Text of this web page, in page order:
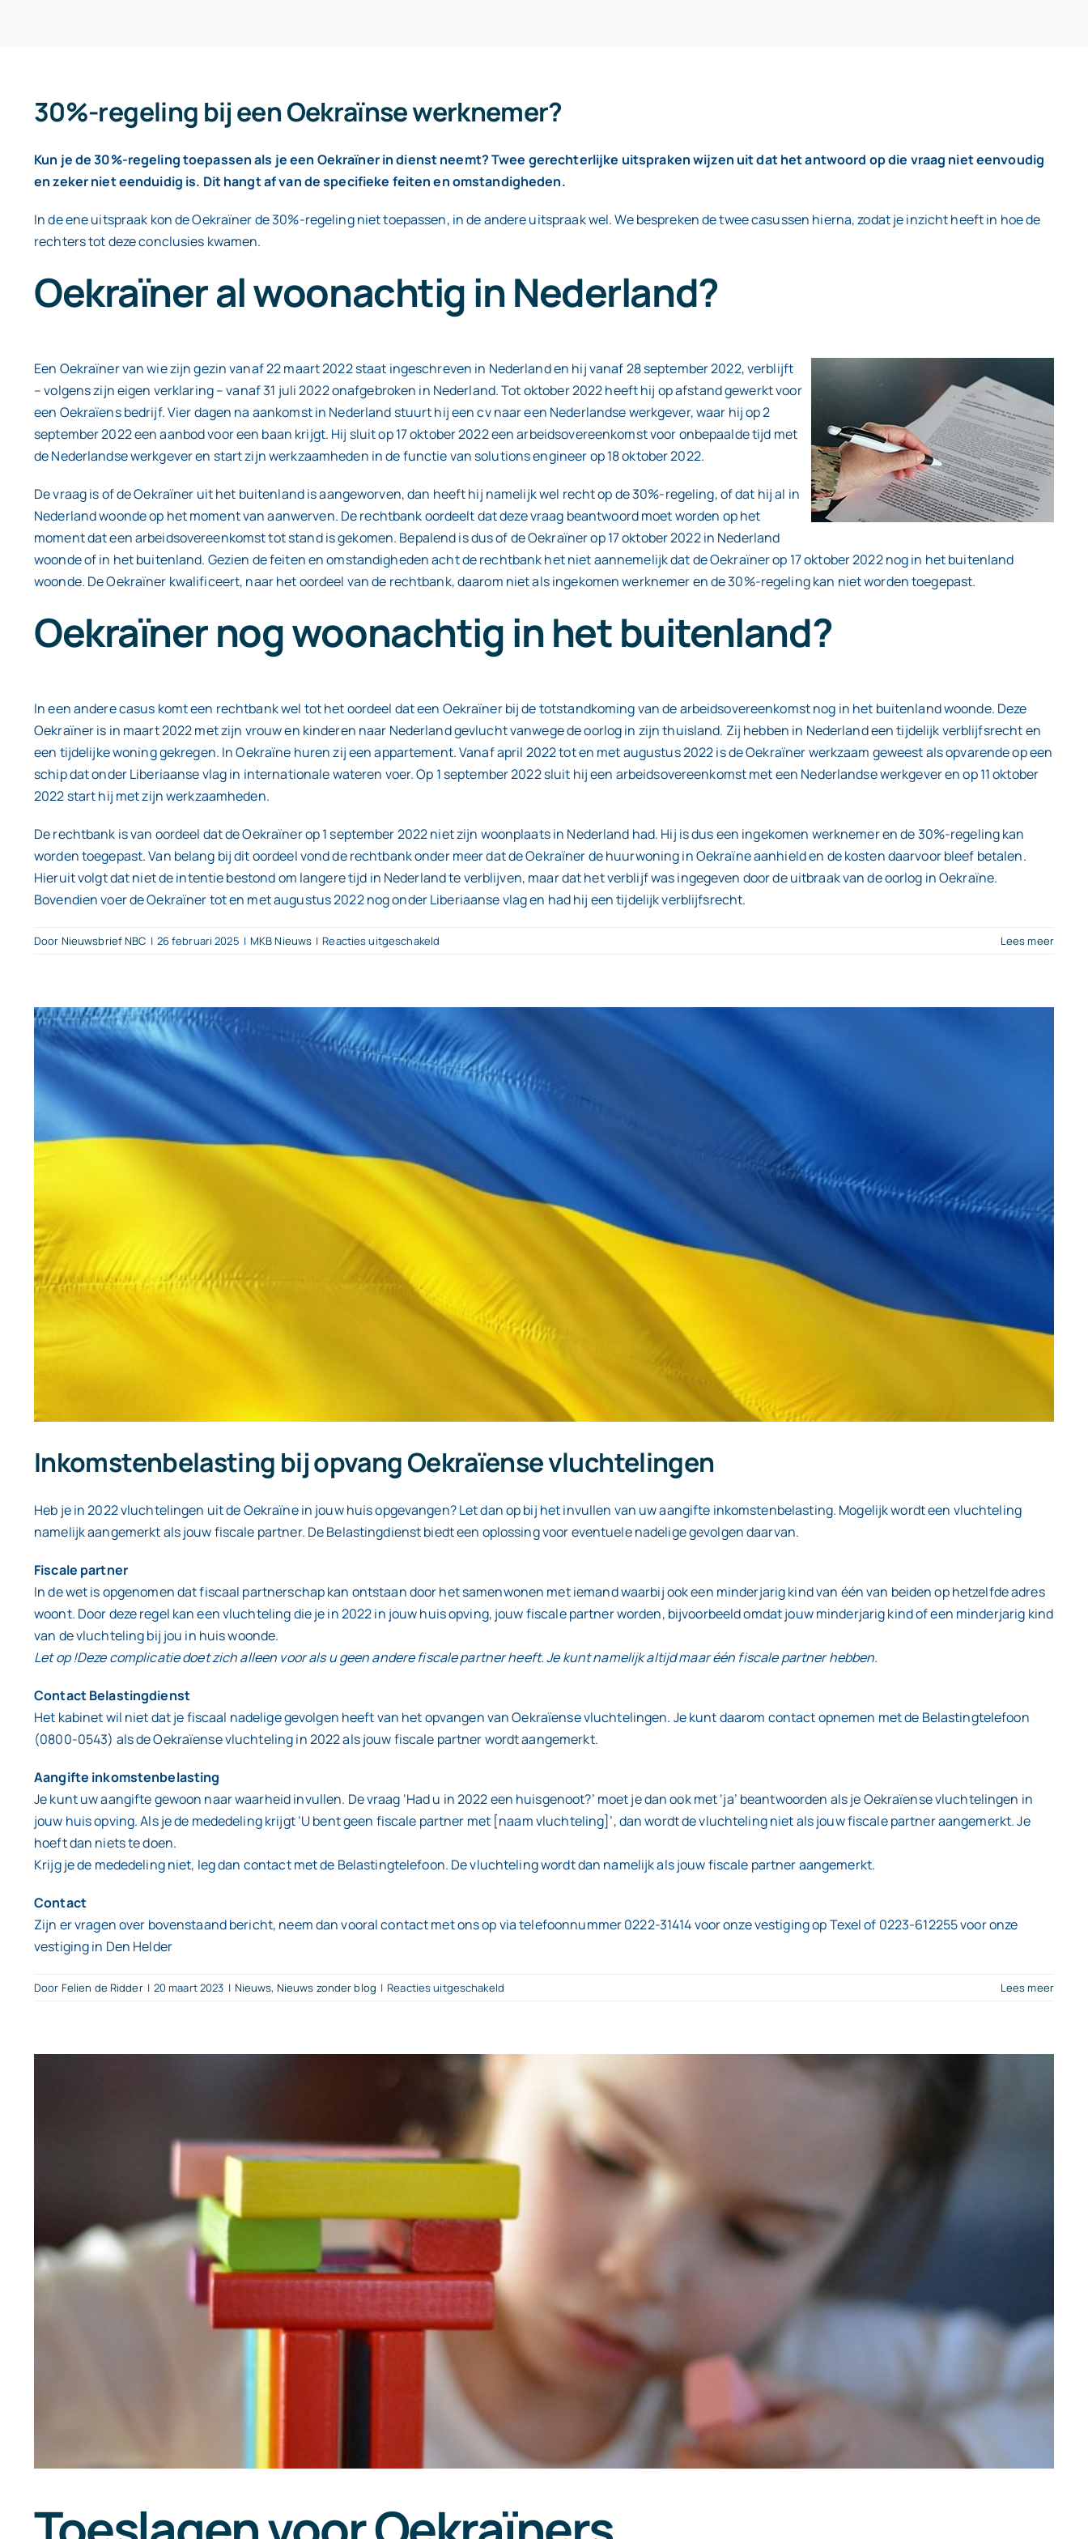
30%-regeling bij een Oekraïnse werknemer?
Kun je de 30%-regeling toepassen als je een Oekraïner in dienst neemt? Twee gerechterlijke uitspraken wijzen uit dat het antwoord op die vraag niet eenvoudig
en zeker niet eenduidig is. Dit hangt af van de specifieke feiten en omstandigheden.
In de ene uitspraak kon de Oekraïner de 30%-regeling niet toepassen, in de andere uitspraak wel. We bespreken de twee casussen hierna, zodat je inzicht heeft in hoe de
rechters tot deze conclusies kwamen.
Oekraïner al woonachtig in Nederland?
Een Oekraïner van wie zijn gezin vanaf 22 maart 2022 staat ingeschreven in Nederland en hij vanaf 28 september 2022, verblijft
– volgens zijn eigen verklaring – vanaf 31 juli 2022 onafgebroken in Nederland. Tot oktober 2022 heeft hij op afstand gewerkt voor
een Oekraïens bedrijf. Vier dagen na aankomst in Nederland stuurt hij een cv naar een Nederlandse werkgever, waar hij op 2
september 2022 een aanbod voor een baan krijgt. Hij sluit op 17 oktober 2022 een arbeidsovereenkomst voor onbepaalde tijd met
de Nederlandse werkgever en start zijn werkzaamheden in de functie van solutions engineer op 18 oktober 2022.
De vraag is of de Oekraïner uit het buitenland is aangeworven, dan heeft hij namelijk wel recht op de 30%-regeling, of dat hij al in
Nederland woonde op het moment van aanwerven. De rechtbank oordeelt dat deze vraag beantwoord moet worden op het
moment dat een arbeidsovereenkomst tot stand is gekomen. Bepalend is dus of de Oekraïner op 17 oktober 2022 in Nederland
woonde of in het buitenland. Gezien de feiten en omstandigheden acht de rechtbank het niet aannemelijk dat de Oekraïner op 17 oktober 2022 nog in het buitenland
woonde. De Oekraïner kwalificeert, naar het oordeel van de rechtbank, daarom niet als ingekomen werknemer en de 30%-regeling kan niet worden toegepast.
Oekraïner nog woonachtig in het buitenland?
In een andere casus komt een rechtbank wel tot het oordeel dat een Oekraïner bij de totstandkoming van de arbeidsovereenkomst nog in het buitenland woonde. Deze
Oekraïner is in maart 2022 met zijn vrouw en kinderen naar Nederland gevlucht vanwege de oorlog in zijn thuisland. Zij hebben in Nederland een tijdelijk verblijfsrecht en
een tijdelijke woning gekregen. In Oekraïne huren zij een appartement. Vanaf april 2022 tot en met augustus 2022 is de Oekraïner werkzaam geweest als opvarende op een
schip dat onder Liberiaanse vlag in internationale wateren voer. Op 1 september 2022 sluit hij een arbeidsovereenkomst met een Nederlandse werkgever en op 11 oktober
2022 start hij met zijn werkzaamheden.
De rechtbank is van oordeel dat de Oekraïner op 1 september 2022 niet zijn woonplaats in Nederland had. Hij is dus een ingekomen werknemer en de 30%-regeling kan
worden toegepast. Van belang bij dit oordeel vond de rechtbank onder meer dat de Oekraïner de huurwoning in Oekraïne aanhield en de kosten daarvoor bleef betalen.
Hieruit volgt dat niet de intentie bestond om langere tijd in Nederland te verblijven, maar dat het verblijf was ingegeven door de uitbraak van de oorlog in Oekraïne.
Bovendien voer de Oekraïner tot en met augustus 2022 nog onder Liberiaanse vlag en had hij een tijdelijk verblijfsrecht.
Door Nieuwsbrief NBC | 26 februari 2025 | MKB Nieuws | Reacties uitgeschakeld
een
Oekraïnse
werknemer?
Lees meer
Inkomstenbelasting bij opvang Oekraïense vluchtelingen
Heb je in 2022 vluchtelingen uit de Oekraïne in jouw huis opgevangen? Let dan op bij het invullen van uw aangifte inkomstenbelasting. Mogelijk wordt een vluchteling
namelijk aangemerkt als jouw fiscale partner. De Belastingdienst biedt een oplossing voor eventuele nadelige gevolgen daarvan.
Fiscale partner
In de wet is opgenomen dat fiscaal partnerschap kan ontstaan door het samenwonen met iemand waarbij ook een minderjarig kind van één van beiden op hetzelfde adres
woont. Door deze regel kan een vluchteling die je in 2022 in jouw huis opving, jouw fiscale partner worden, bijvoorbeeld omdat jouw minderjarig kind of een minderjarig kind
van de vluchteling bij jou in huis woonde.
Let op !Deze complicatie doet zich alleen voor als u geen andere fiscale partner heeft. Je kunt namelijk altijd maar één fiscale partner hebben.
Contact Belastingdienst
Het kabinet wil niet dat je fiscaal nadelige gevolgen heeft van het opvangen van Oekraïense vluchtelingen. Je kunt daarom contact opnemen met de Belastingtelefoon
(0800-0543) als de Oekraïense vluchteling in 2022 als jouw fiscale partner wordt aangemerkt.
Aangifte inkomstenbelasting
Je kunt uw aangifte gewoon naar waarheid invullen. De vraag ‘Had u in 2022 een huisgenoot?’ moet je dan ook met ‘ja’ beantwoorden als je Oekraïense vluchtelingen in
jouw huis opving. Als je de mededeling krijgt ‘U bent geen fiscale partner met [naam vluchteling]’, dan wordt de vluchteling niet als jouw fiscale partner aangemerkt. Je
hoeft dan niets te doen.
Krijg je de mededeling niet, leg dan contact met de Belastingtelefoon. De vluchteling wordt dan namelijk als jouw fiscale partner aangemerkt.
Contact
Zijn er vragen over bovenstaand bericht, neem dan vooral contact met ons op via telefoonnummer 0222-31414 voor onze vestiging op Texel of 0223-612255 voor onze
vestiging in Den Helder
Door Felien de Ridder | 20 maart 2023 | Nieuws, Nieuws zonder blog | Reacties uitgeschakeldvoor
Oekraïense
Lees meer